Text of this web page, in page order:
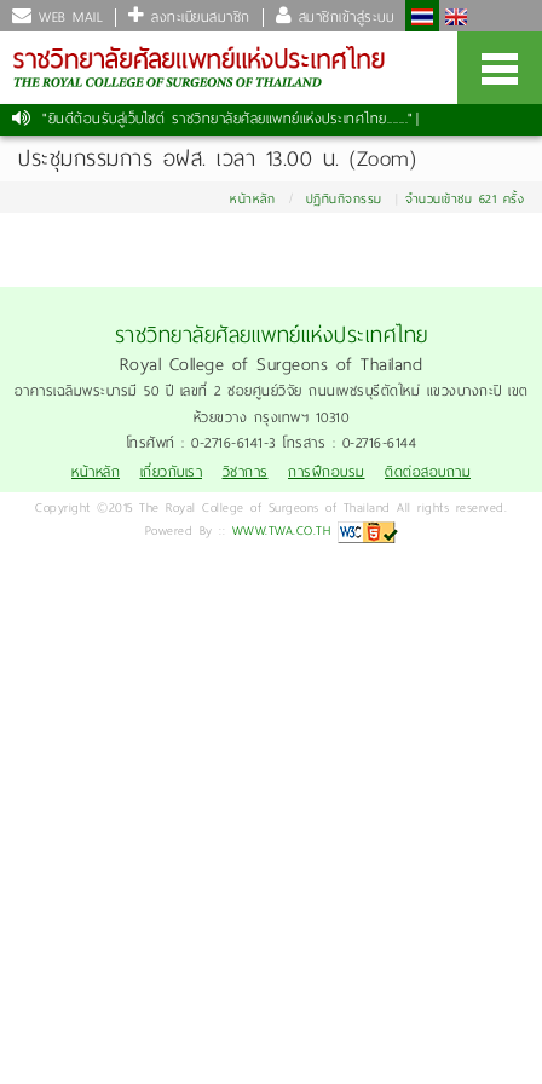
WEB MAIL ลงทะเบียนสมาชิก สมาชิกเข้าสู่ระบบ
"ยินดีต้อนรับสู่เว็บไซต์ ราชวิทยาลัยศัลยแพทย์แห่งประเทศไทย......." |
ประชุมกรรมการ อฝส. เวลา 13.00 น. (Zoom)
หน้าหลัก ปฏิทินกิจกรรม จำนวนเข้าชม 621 ครั้ง
ราชวิทยาลัยศัลยแพทย์แห่งประเทศไทย
Royal College of Surgeons of Thailand
อาคารเฉลิมพระบารมี 50 ปี เลขที่ 2 ซอยศูนย์วิจัย ถนนเพชรบุรีตัดใหม่ แขวงบางกะปิ เขต
ห้วยขวาง กรุงเทพฯ 10310
โทรศัพท์ : 0-2716-6141-3 โทรสาร : 0-2716-6144
หน้าหลัก
เกี่ยวกับเรา วิชาการ การฝึกอบรม ติดต่อสอบถาม
Copyright ©2015 The Royal College of Surgeons of Thailand All rights reserved.
Powered By :: WWW.TWA.CO.TH